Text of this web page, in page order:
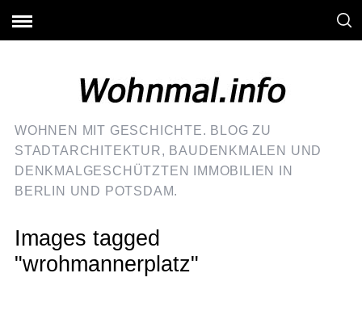
WOHNEN MIT GESCHICHTE. BLOG ZU
STADTARCHITEKTUR, BAUDENKMALEN UND
DENKMALGESCHÜTZTEN IMMOBILIEN IN
BERLIN UND POTSDAM.
Images tagged
"wrohmannerplatz"